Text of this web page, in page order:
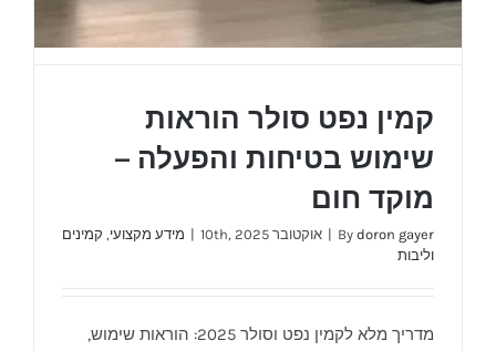
קמין נפט סולר הוראות
שימוש בטיחות והפעלה –
מוקד חום
By doron gayer
| אוקטובר 10th, 2025 | מידע מקצועי, קמינים
וליבות
מדריך מלא לקמין נפט וסולר 2025: הוראות שימוש,